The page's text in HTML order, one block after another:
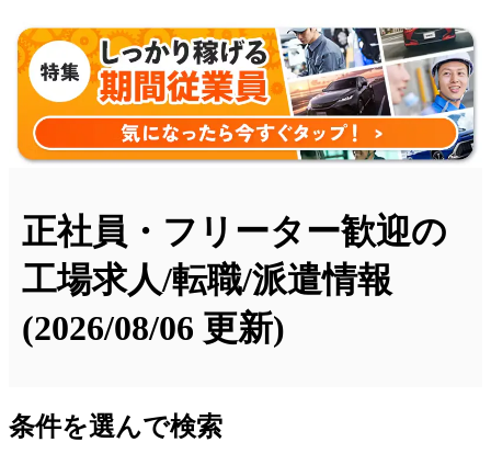
正社員・フリーター歓迎の
工場求人/転職/派遣情報
(2026/08/06 更新)
条件を選んで検索